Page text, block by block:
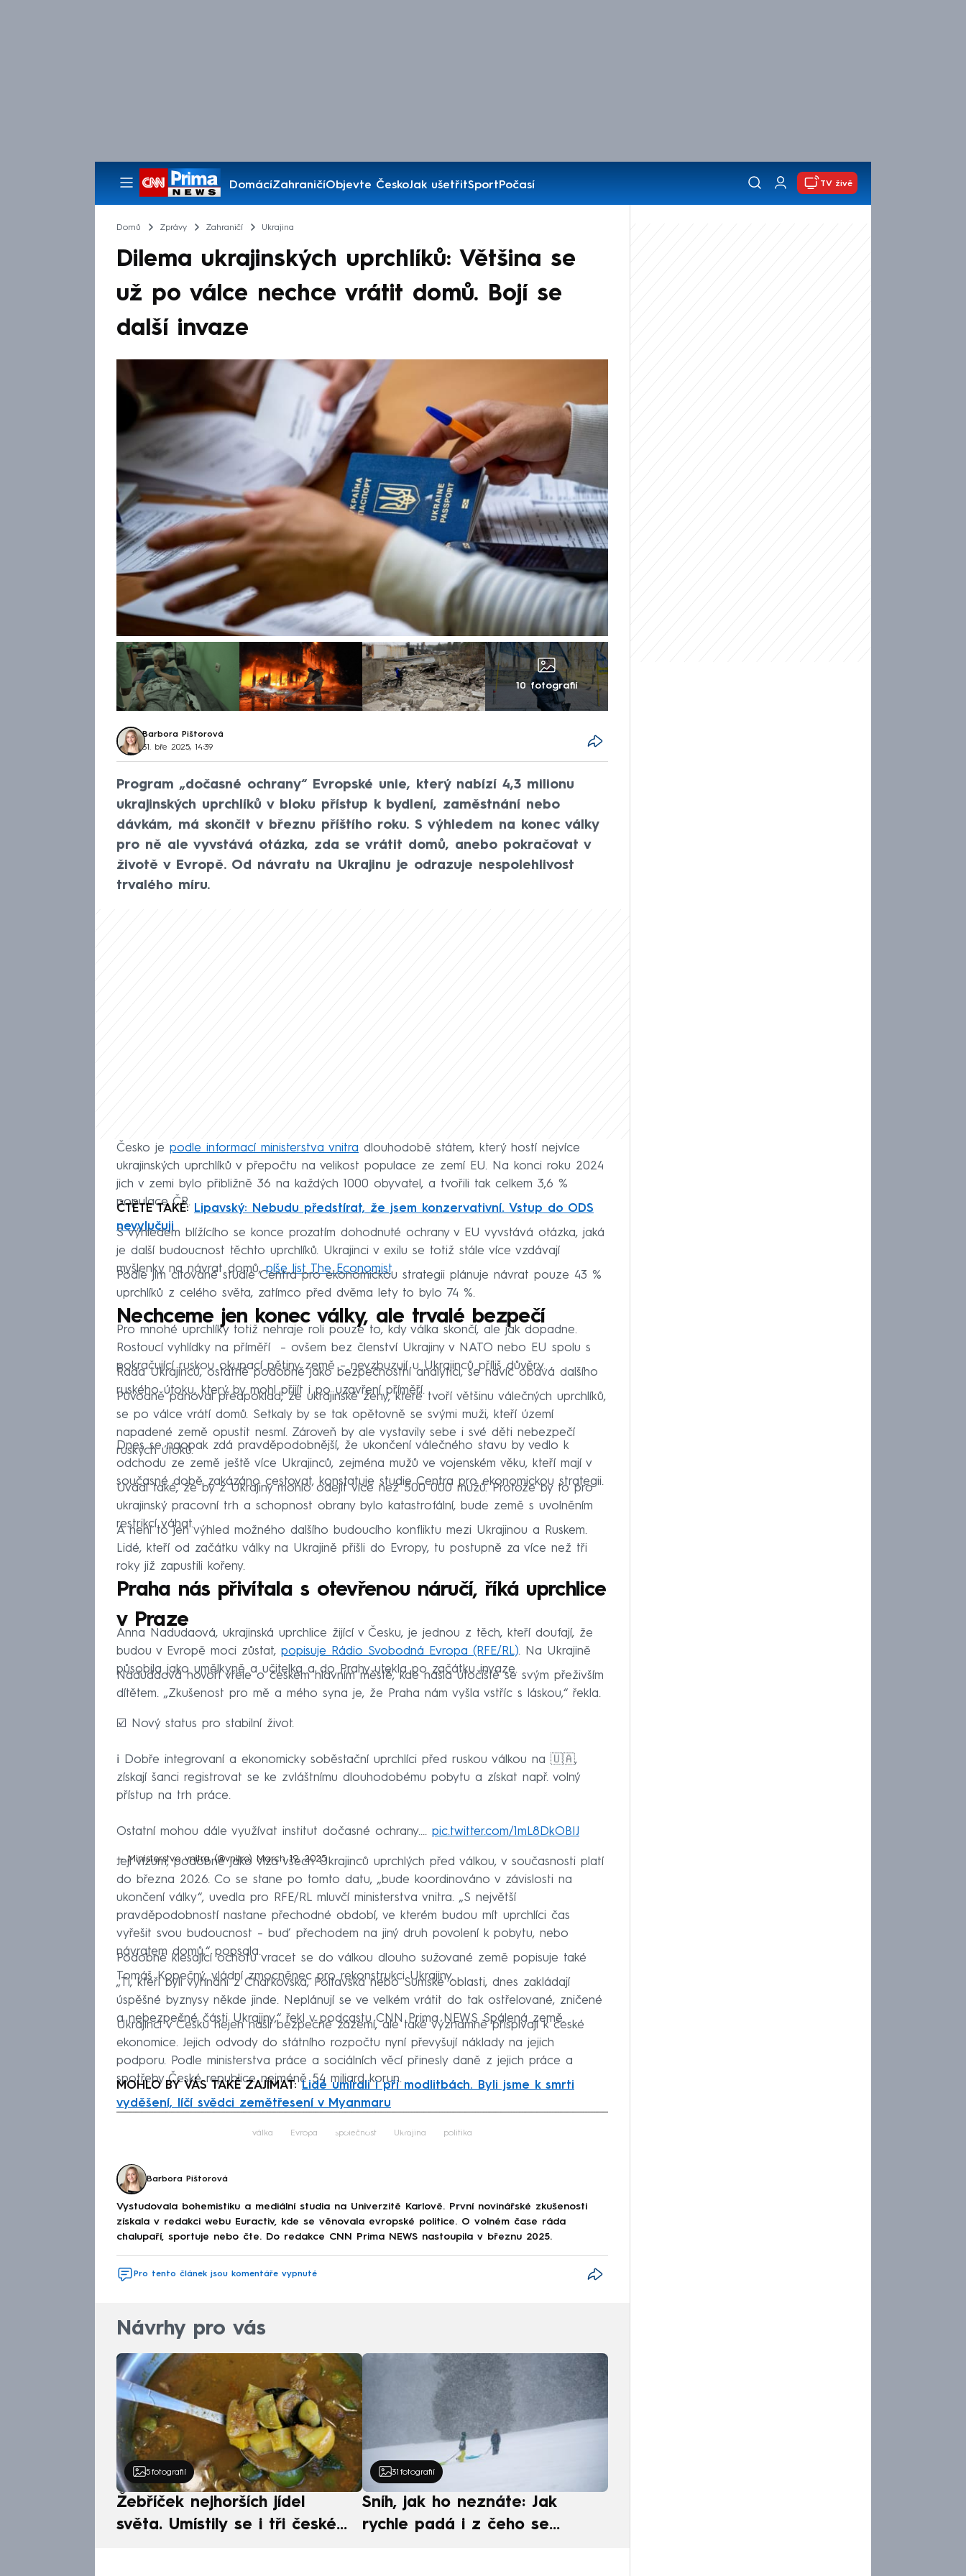
DomácíZahraničíObjevte ČeskoJak ušetřitSportPočasí
Pořady
TV živě
Domů Zprávy Zahraničí Ukrajina
Dilema ukrajinských uprchlíků: Většina se
už po válce nechce vrátit domů. Bojí se
další invaze
10 fotografií
Barbora Pištorová
31. bře 2025, 14:39
Program „dočasné ochrany“ Evropské unie, který nabízí 4,3 milionu
ukrajinských uprchlíků v bloku přístup k bydlení, zaměstnání nebo
dávkám, má skončit v březnu příštího roku. S výhledem na konec války
pro ně ale vyvstává otázka, zda se vrátit domů, anebo pokračovat v
životě v Evropě. Od návratu na Ukrajinu je odrazuje nespolehlivost
trvalého míru.
Česko je podle informací ministerstva vnitra dlouhodobě státem, který hostí nejvíce
ukrajinských uprchlíků v přepočtu na velikost populace ze zemí EU. Na konci roku 2024
jich v zemi bylo přibližně 36 na každých 1000 obyvatel, a tvořili tak celkem 3,6 %
populace ČR.
ČTĚTE TAKÉ: Lipavský: Nebudu předstírat, že jsem konzervativní. Vstup do ODS
nevylučuji
S výhledem blížícího se konce prozatím dohodnuté ochrany v EU vyvstává otázka, jaká
je další budoucnost těchto uprchlíků. Ukrajinci v exilu se totiž stále více vzdávají
myšlenky na návrat domů,píše list The Economist.
Podle jím citované studie Centra pro ekonomickou strategii plánuje návrat pouze 43 %
uprchlíků z celého světa, zatímco před dvěma lety to bylo 74 %.
Nechceme jen konec války, ale trvalé bezpečí
Pro mnohé uprchlíky totiž nehraje roli pouze to, kdy válka skončí, ale jak dopadne.
Rostoucí vyhlídky na příměří – ovšem bez členství Ukrajiny v NATO nebo EU spolu s
pokračující ruskou okupací pětiny země – nevzbuzují u Ukrajinců příliš důvěry.
Řada Ukrajinců, ostatně podobně jako bezpečnostní analytici, se navíc obává dalšího
ruského útoku, který by mohl přijít i po uzavření příměří.
Původně panoval předpoklad, že ukrajinské ženy, které tvoří většinu válečných uprchlíků,
se po válce vrátí domů. Setkaly by se tak opětovně se svými muži, kteří území
napadené země opustit nesmí. Zároveň by ale vystavily sebe i své děti nebezpečí
ruských útoků.
Dnes se naopak zdá pravděpodobnější, že ukončení válečného stavu by vedlo k
odchodu ze země ještě více Ukrajinců, zejména mužů ve vojenském věku, kteří mají v
současné době zakázáno cestovat, konstatuje studie Centra pro ekonomickou strategii.
Uvádí také, že by z Ukrajiny mohlo odejít více než 500 000 mužů. Protože by to pro
ukrajinský pracovní trh a schopnost obrany bylo katastrofální, bude země s uvolněním
restrikcí váhat.
A není to jen výhled možného dalšího budoucího konfliktu mezi Ukrajinou a Ruskem.
Lidé, kteří od začátku války na Ukrajině přišli do Evropy, tu postupně za více než tři
roky již zapustili kořeny.
Praha nás přivítala s otevřenou náručí, říká uprchlice
v Praze
Anna Nadudaová, ukrajinská uprchlice žijící v Česku, je jednou z těch, kteří doufají, že
budou v Evropě moci zůstat, popisuje Rádio Svobodná Evropa (RFE/RL). Na Ukrajině
působila jako umělkyně a učitelka a do Prahy utekla po začátku invaze.
Nadudaová hovoří vřele o českém hlavním městě, kde našla útočiště se svým přeživším
dítětem. „Zkušenost pro mě a mého syna je, že Praha nám vyšla vstříc s láskou,“ řekla.
☑️ Nový status pro stabilní život.
ℹ️ Dobře integrovaní a ekonomicky soběstační uprchlíci před ruskou válkou na 🇺🇦,
získají šanci registrovat se ke zvláštnímu dlouhodobému pobytu a získat např. volný
přístup na trh práce.
Ostatní mohou dále využívat institut dočasné ochrany.… pic.twitter.com/1mL8DkOBIJ
— Ministerstvo vnitra (@vnitro) March 19, 2025
Její vízum, podobně jako víza všech Ukrajinců uprchlých před válkou, v současnosti platí
do března 2026. Co se stane po tomto datu, „bude koordinováno v závislosti na
ukončení války“, uvedla pro RFE/RL mluvčí ministerstva vnitra. „S největší
pravděpodobností nastane přechodné období, ve kterém budou mít uprchlíci čas
vyřešit svou budoucnost – buď přechodem na jiný druh povolení k pobytu, nebo
návratem domů,“ popsala.
Podobně klesající ochotu vracet se do válkou dlouho sužované země popisuje také
Tomáš Kopečný, vládní zmocněnec pro rekonstrukci Ukrajiny.
„Ti, kteří byli vyhnáni z Charkovska, Poltavska nebo Sumské oblasti, dnes zakládají
úspěšné byznysy někde jinde. Neplánují se ve velkém vrátit do tak ostřelované, zničené
a nebezpečné části Ukrajiny,“ řekl v podcastu CNN Prima NEWS Spálená země.
Ukrajinci v Česku nejen našli bezpečné zázemí, ale také významně přispívají k české
ekonomice. Jejich odvody do státního rozpočtu nyní převyšují náklady na jejich
podporu. Podle ministerstva práce a sociálních věcí přinesly daně z jejich práce a
spotřeby České republice nejméně 54 miliard korun.
MOHLO BY VÁS TAKÉ ZAJÍMAT:Lidé umírali i při modlitbách. Byli jsme k smrti
vyděšení, líčí svědci zemětřesení v Myanmaru
Failed to fetch
válka Evropa společnost Ukrajina politika
Barbora Pištorová
Vystudovala bohemistiku a mediální studia na Univerzitě Karlově. První novinářské zkušenosti
získala v redakci webu Euractiv, kde se věnovala evropské politice. O volném čase ráda
chalupaří, sportuje nebo čte. Do redakce CNN Prima NEWS nastoupila v březnu 2025.
Pro tento článek jsou komentáře vypnuté
Návrhy pro vás
5 fotografií
Žebříček nejhorších jídel
světa. Umístily se i tři české
31 fotografií
Sníh, jak ho neznáte: Jak
rychle padá i z čeho se